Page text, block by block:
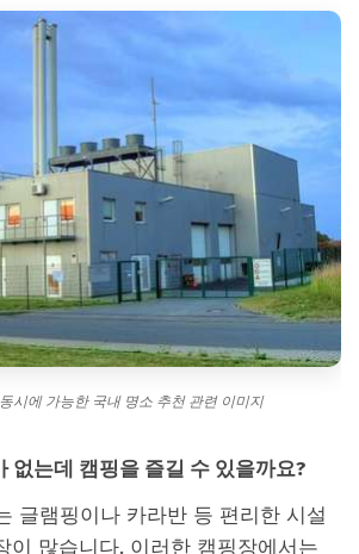
시에 가능한 국내 명소 추천 관련 이미지
없는데 캠핑을 즐길 수 있을까요?
글램핑이나 카라반 등 편리한 시설
이 많습니다. 이러한 캠핑장에서는